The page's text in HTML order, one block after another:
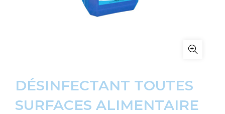
DÉSINFECTANT TOUTES
SURFACES ALIMENTAIRE